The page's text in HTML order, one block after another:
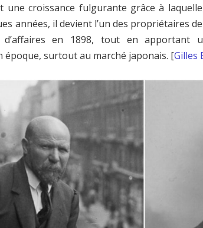
une croissance fulgurante grâce à
années, il devient l’un des propriétaires
en 1898, tout en apportant
époque, surtout au marché japonais. [Gilles